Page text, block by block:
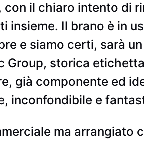
il chiaro intento di
insieme. Il brano è in
e siamo certi, sarà
storica
già componente ed
inconfondibile e
ma arrangiato